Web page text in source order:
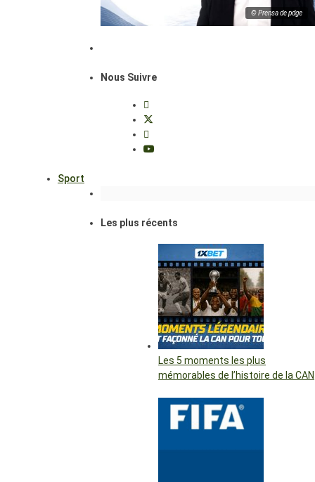
© Prensa de pdge
Nous Suivre
Sport
Les plus récents
Les 5 moments les plus
mémorables de l’histoire de la CAN